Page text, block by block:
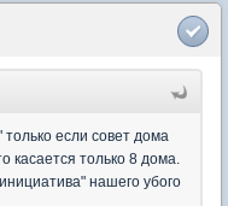
если совет дома
касается только 8 дома.
нашего убого